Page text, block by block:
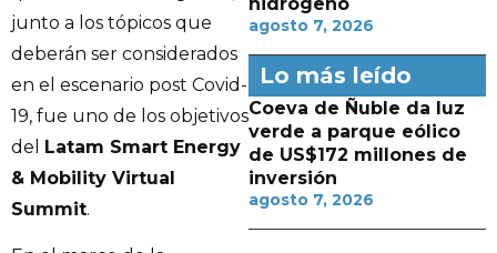
junto a los tópicos que
deberán ser considerados
en el escenario post Covid-
19, fue uno de los objetivos
del Latam Smart Energy
& Mobility Virtual
Summit.
agosto 7, 2026
Lo más leído
Coeva de Ñuble da luz
verde a parque eólico
de US$172 millones de
inversión
agosto 7, 2026